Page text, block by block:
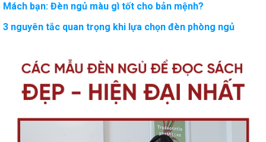
Mách bạn: Đèn ngủ màu gì tốt cho bản mệnh?
3 nguyên tắc quan trọng khi lựa chọn đèn phòng ngủ